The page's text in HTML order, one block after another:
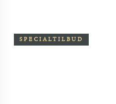
SPECIALTILBUD